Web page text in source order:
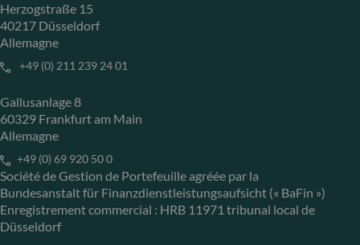
Herzogstraße 15
40217 Düsseldorf
Allemagne
+49 (0) 211 239 24 01
Gallusanlage 8
60329 Frankfurt am Main
Allemagne
+49 (0) 69 920 50 0
Société de Gestion de Portefeuille agréée par la
Bundesanstalt für Finanzdienstleistungsaufsicht (« BaFin »)
Enregistrement commercial : HRB 11971 tribunal local de
Düsseldorf